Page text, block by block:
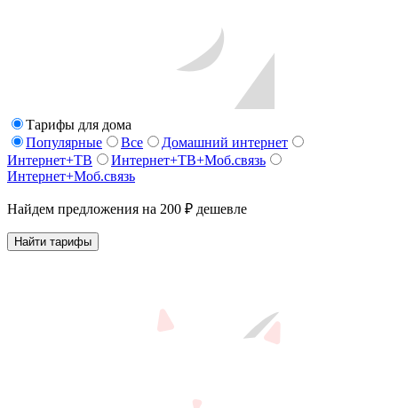
Тарифы для дома
Популярные
Все
Домашний интернет
Интернет+ТВ
Интернет+ТВ+Моб.связь
Интернет+Моб.связь
Найдем предложения на 200 ₽ дешевле
Найти тарифы